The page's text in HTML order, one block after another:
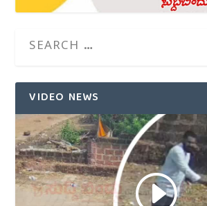
VIDEO NEWS